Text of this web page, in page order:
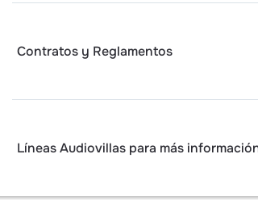
Contratos y Reglamentos
Líneas Audiovillas para más